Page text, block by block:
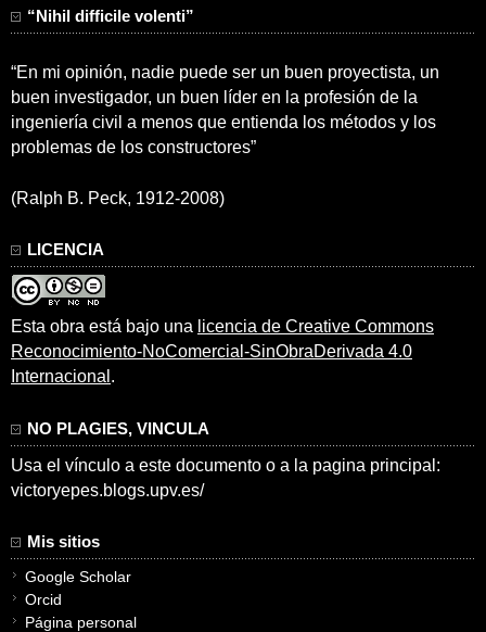
“Nihil difficile volenti”
“En mi opinión, nadie puede ser un buen proyectista, un
buen investigador, un buen líder en la profesión de la
ingeniería civil a menos que entienda los métodos y los
problemas de los constructores”
(Ralph B. Peck, 1912-2008)
LICENCIA
Esta obra está bajo una licencia de Creative Commons
Reconocimiento-NoComercial-SinObraDerivada 4.0
Internacional .
NO PLAGIES, VINCULA
Usa el vínculo a este documento o a la pagina principal:
victoryepes.blogs.upv.es/
Mis sitios
Google Scholar
Orcid
Página personal